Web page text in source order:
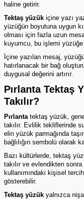
haline getirir.
Tektaş yüzük içine yazı
yüzüğün boyutuna uygun
olması için fazla uzun
kuyumcu, bu işlemi
İçine yazılan mesaj,
hatırlanacak bir bağ
duygusal değerini artırır.
Pırlanta Tektaş
Takılır?
Pırlantatektaş yüzük,
takılır. Evlilik tekliflerinde
elin yüzük parmağında
bağlılığın sembolü olarak
Bazı kültürlerde, tektaş
takılır ve evlendikten
kullanımındaki kişisel
gösterebilir.
Tektaş yüzük yalnızca